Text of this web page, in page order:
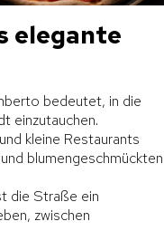
elegante
bedeutet, in die
einzutauchen.
kleine Restaurants
blumengeschmückten
die Straße ein
zwischen